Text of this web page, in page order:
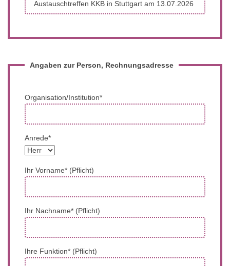
Angaben zur Person, Rechnungsadresse
Organisation/Institution*
Anrede*
Ihr Vorname* (Pflicht)
Ihr Nachname* (Pflicht)
Ihre Funktion* (Pflicht)